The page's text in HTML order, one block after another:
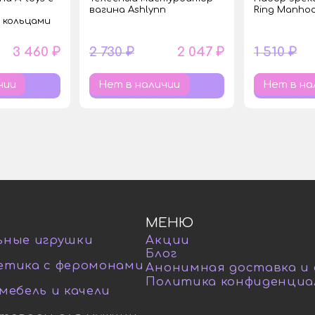
3 460 ₽
вагина Ashlynn
2 730 ₽ 2 047 ₽
Нет в наличии
Ring
1 510 ₽
Нет в
игрушки
с феромонами
и качели
МЕНЮ
Акции
Блог
Анонимная доставка и
Политика